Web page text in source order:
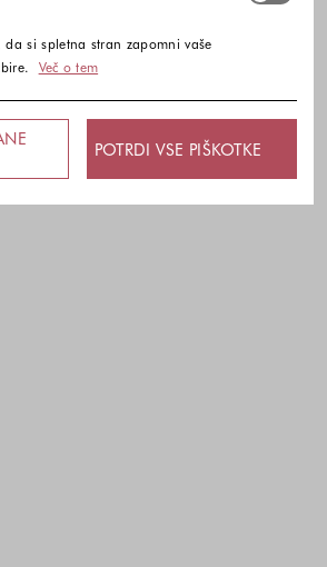
si spletna stran zapomni vaše
Več o tem
POTRDI VSE PIŠKOTKE